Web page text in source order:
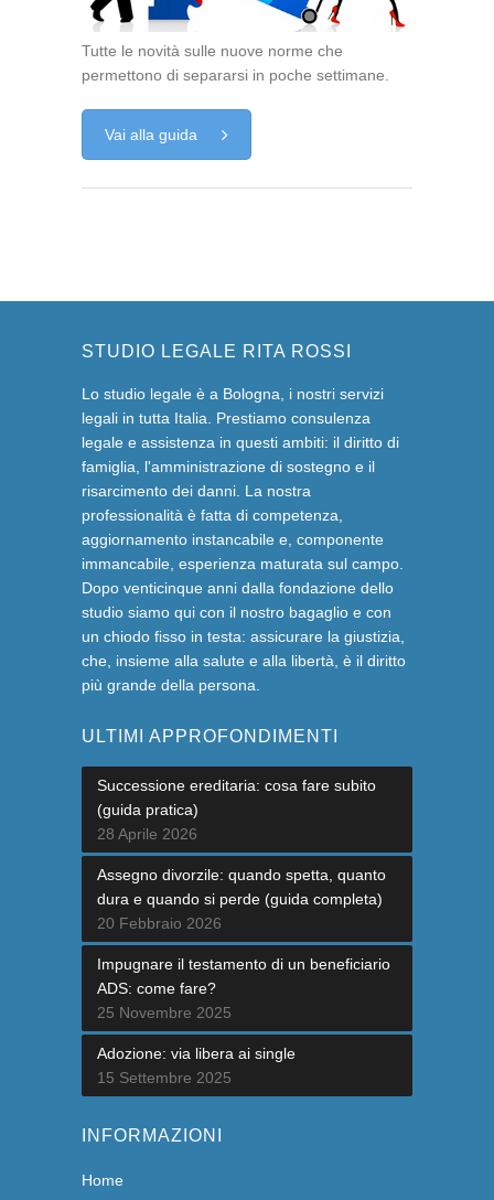
Tutte le novità sulle nuove norme che
permettono di separarsi in poche settimane.
Vai alla guida
STUDIO LEGALE RITA ROSSI
Lo studio legale è a Bologna, i nostri servizi
legali in tutta Italia. Prestiamo consulenza
legale e assistenza in questi ambiti: il diritto di
famiglia, l'amministrazione di sostegno e il
risarcimento dei danni. La nostra
professionalità è fatta di competenza,
aggiornamento instancabile e, componente
immancabile, esperienza maturata sul campo.
Dopo venticinque anni dalla fondazione dello
studio siamo qui con il nostro bagaglio e con
un chiodo fisso in testa: assicurare la giustizia,
che, insieme alla salute e alla libertà, è il diritto
più grande della persona.
ULTIMI APPROFONDIMENTI
Successione ereditaria: cosa fare subito
(guida pratica)
28 Aprile 2026
Assegno divorzile: quando spetta, quanto
dura e quando si perde (guida completa)
20 Febbraio 2026
Impugnare il testamento di un beneficiario
ADS: come fare?
25 Novembre 2025
Adozione: via libera ai single
15 Settembre 2025
INFORMAZIONI
Home